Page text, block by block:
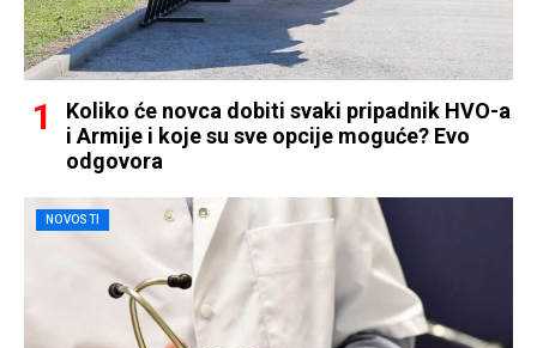
Koliko će novca dobiti svaki pripadnik HVO-a
i Armije i koje su sve opcije moguće? Evo
odgovora
NOVOSTI